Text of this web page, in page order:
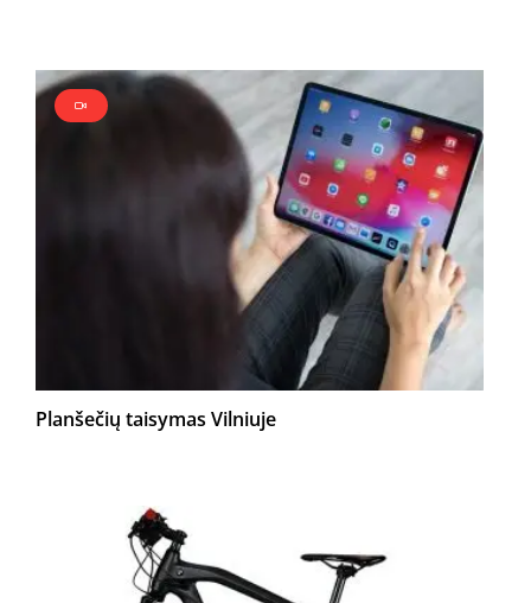
Planšečių taisymas Vilniuje